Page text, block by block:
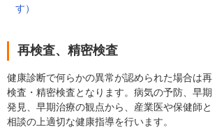
す）
再検査、精密検査
健康診断で何らかの異常が認められた場合は再
検査・精密検査となります。病気の予防、早期
発見、早期治療の観点から、産業医や保健師と
相談の上適切な健康指導を行います。